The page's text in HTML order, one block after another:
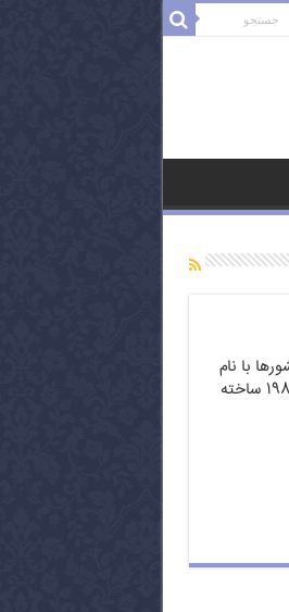
با نام
«مارگو موشه» شناخته شده، بین سال‌های ۱۹۷۵ تا ۱۹۸۳ ساخته